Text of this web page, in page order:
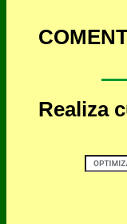
Realiza